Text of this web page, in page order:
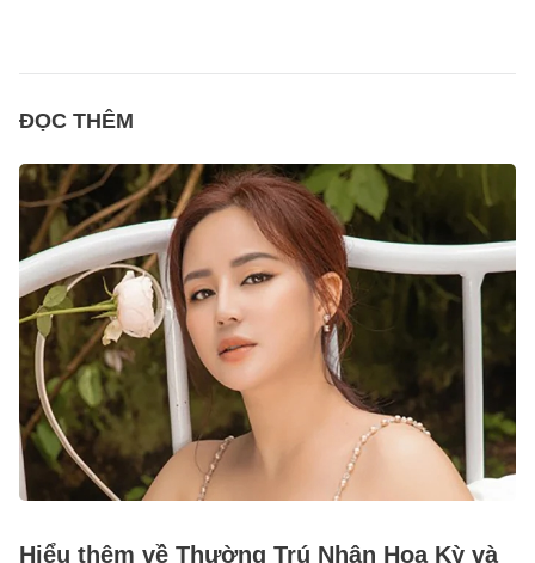
ĐỌC THÊM
Hiểu thêm về Thường Trú Nhân Hoa Kỳ và